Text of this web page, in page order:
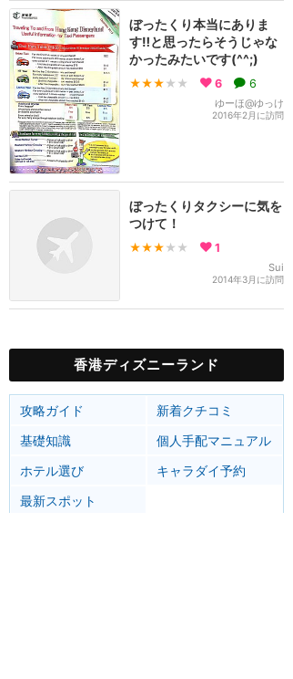
ぼったくり本当にありま
す‼︎と思ったらそうじゃな
かったみたいです(^^;)
★★★ ★★ 6 6
ゆーほ@ゆっけ
2016年2月に訪問
ぼったくりタクシーに気を
つけて！
★★★ ★★ 1
Sui
2014年3月に訪問
香港ディズニーランド
攻略ガイド
新着クチコミ
基礎知識
個人手配マニュアル
ホテル選び
キャラダイ予約
最新スポット